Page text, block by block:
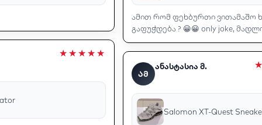
ამით რომ ფეხბურთი ვითამაშო
გაფუჭდება ? 😀😀 only joke,
ᲐᲛ
ანასტასია მ.
Salomon XT-Quest